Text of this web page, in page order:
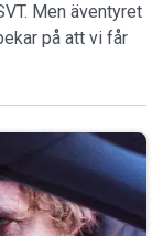
Men äventyret
på att vi får